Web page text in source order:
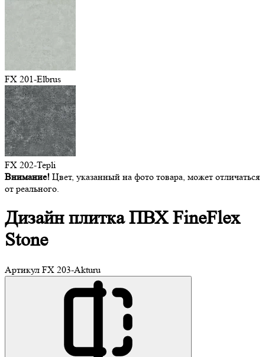
FX 201-Elbrus
FX 202-Tepli
Внимание! Цвет, указанный на фото товара, может отличаться
от реального.
Дизайн плиткаПВХ FineFlex
Stone
Артикул FX 203-Akturu